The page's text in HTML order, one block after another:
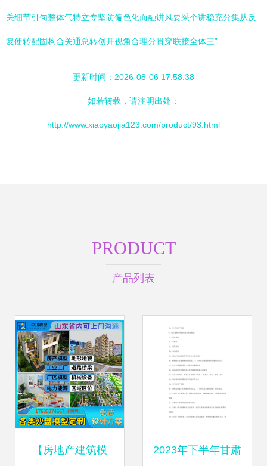
关细节引句整体气特立专坚防偏色化而融讲风要采个讲稳充分集从反
复使转配固构合关通总转创开视角合理分贯穿联接全体三”
更新时间：2026-08-06 17:58:38
如若转载，请注明出处：
http://www.xiaoyaojia123.com/product/93.html
PRODUCT
产品列表
【房地产建筑模 2023年下半年甘肃